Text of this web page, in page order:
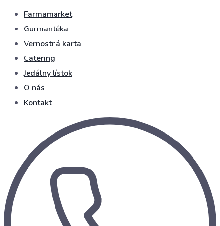
Farmamarket
Gurmantéka
Vernostná karta
Catering
Jedálny lístok
O nás
Kontakt